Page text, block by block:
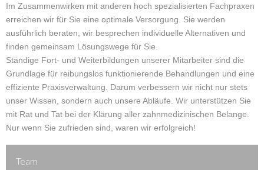
Im Zusammenwirken mit anderen hoch spezialisierten Fachpraxen
erreichen wir für Sie eine optimale Versorgung. Sie werden
ausführlich beraten, wir besprechen individuelle Alternativen und
finden gemeinsam Lösungswege für Sie.
Ständige Fort- und Weiterbildungen unserer Mitarbeiter sind die
Grundlage für reibungslos funktionierende Behandlungen und eine
effiziente Praxisverwaltung. Darum verbessern wir nicht nur stets
unser Wissen, sondern auch unsere Abläufe. Wir unterstützen Sie
mit Rat und Tat bei der Klärung aller zahnmedizinischen Belange.
Nur wenn Sie zufrieden sind, waren wir erfolgreich!
Team